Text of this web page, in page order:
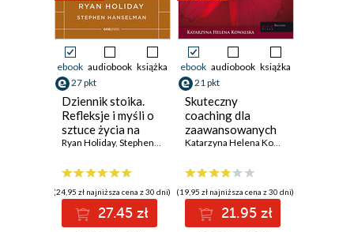
ebook audiobook książka
27 pkt
Dziennik stoika.
Refleksje i myśli o
sztuce życia na
366 dni
Ryan Holiday, Stephen Hanselman
(24,95 zł najniższa cena z 30 dni)
27.45 zł
ebook audiobook książka
21 pkt
Skuteczny
coaching dla
zaawansowanych
Katarzyna Helena Kowalska
(19,95 zł najniższa cena z 30 dni)
21.95 zł